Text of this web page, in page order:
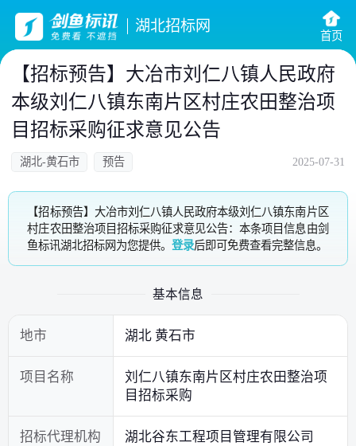
湖北招标网
首页
【招标预告】大冶市刘仁八镇人民政府
本级刘仁八镇东南片区村庄农田整治项
目招标采购征求意见公告
湖北-黄石市 预告 2025-07-31
【招标预告】大冶市刘仁八镇人民政府本级刘仁八镇东南片区
村庄农田整治项目招标采购征求意见公告：本条项目信息由剑
鱼标讯湖北招标网为您提供。登录后即可免费查看完整信息。
基本信息
地市 湖北 黄石市
项目名称
刘仁八镇东南片区村庄农田整治项
目招标采购
招标代理机构 湖北谷东工程项目管理有限公司